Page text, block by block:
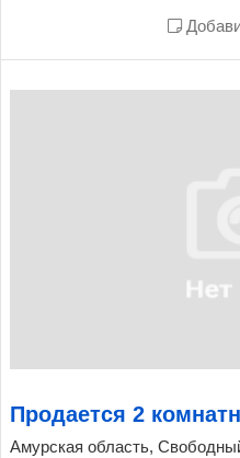
Продается 2
Амурская область,